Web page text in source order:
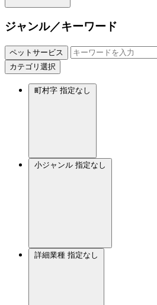
ジャンル／キーワード
ペットサービス
カテゴリ選択
町村字 指定なし
小ジャンル 指定なし
詳細業種 指定なし